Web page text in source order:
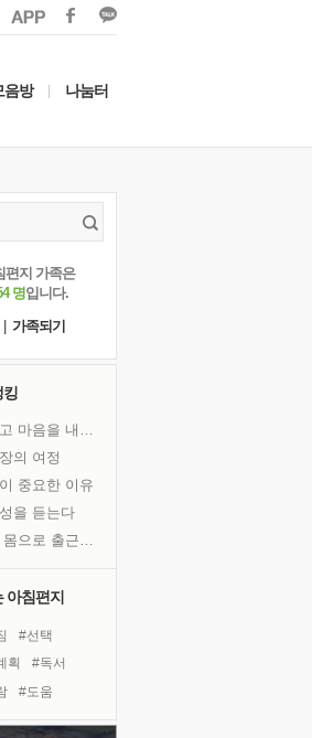
음방 나눔터
편지 가족은
명입니다.
가족되기
킹
귀를 열고 마음을 내어주고
의 여정
중요한 이유
을 듣는다
흙이 된 몸으로 출근하는 여자
아침편지
#선택
획
#독서
#도움